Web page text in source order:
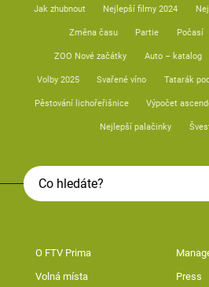
Jak zhubnout Nejlepší filmy 2024
Změna času Partie Počasí
ZOO Nové začátky Auto – katalog
Volby 2025 Svařené víno Tatarák
Pěstování lichořeřišnice Výpočet
Nejlepší palačinky
O FTV Prima
Volná místa Press